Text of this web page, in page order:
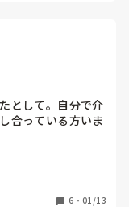
として。自分で介
合っている方いま
6 ・ 01/13